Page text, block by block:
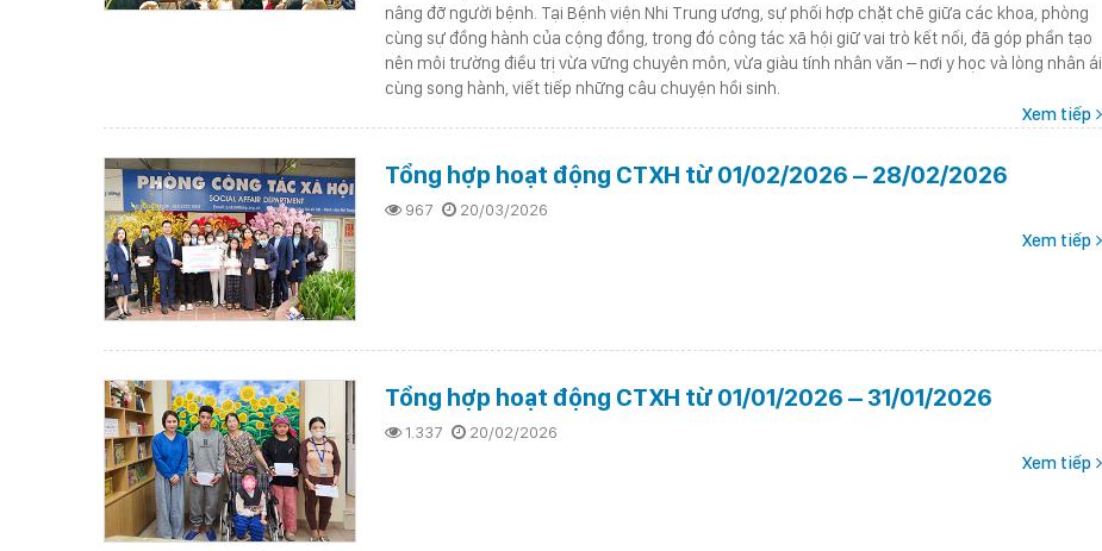
nâng đỡ người bệnh. Tại Bệnh viện Nhi Trung ương, sự phối hợp chặt chẽ giữa các khoa, phòng
cùng sự đồng hành của cộng đồng, trong đó công tác xã hội giữ vai trò kết nối, đã góp phần tạo
nên môi trường điều trị vừa vững chuyên môn, vừa giàu tính nhân văn – nơi y học và lòng nhân ái
cùng song hành, viết tiếp những câu chuyện hồi sinh.
Xem tiếp
Tổng hợp hoạt động CTXH từ 01/02/2026 – 28/02/2026
967 20/03/2026
Xem tiếp
Tổng hợp hoạt động CTXH từ 01/01/2026 – 31/01/2026
1.337 20/02/2026
Xem tiếp